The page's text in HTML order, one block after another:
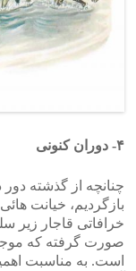
۴- دوران کنونی
چنانچه از گذشته دور
بازگردیم، خیانت
خرافاتی قاجار زیر
صورت گرفته که
است. به مناسبت